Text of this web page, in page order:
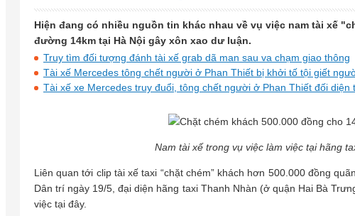
Hiện đang có nhiều nguồn tin khác nhau về vụ việc nam tài xế
đường 14km tại Hà Nội gây xôn xao dư luận.
Truy tìm đối tượng đánh tài xế grab dã man sau va chạm giao thông
Tài xế Mercedes tông chết người ở Phan Thiết bị khởi tố tội giết
Tài xế xe Mercedes truy đuổi, tông chết người ở Phan Thiết đối diện
Nam tài xế trong vụ việc làm việc tạihãng
Liên quan tới clip tài xế taxi “chặt chém” khách hơn 500.000 đồng
Dân trí ngày 19/5, đại diện hãng taxi Thanh Nhàn (ở quận Hai Bà
việc tại đây.